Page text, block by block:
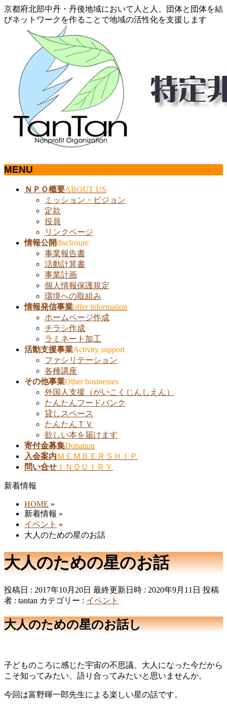
京都府北部中丹・丹後地域において人と人、団体と団体を結
びネットワークを作ることで地域の活性化を支援します
MENU
ＮＰＯ概要ABOUT US
ミッション・ビジョン
定款
役員
リンクページ
情報公開disclosure
事業報告書
活動計算書
事業計画
個人情報保護規定
環境への取組み
情報発信事業offer information
ホームページ作成
チラシ作成
ラミネート加工
活動支援事業Activity support
ファシリテーション
各種講座
その他事業Other businesses
外国人支援（がいこくじんしえん）
たんたんフードバンク
貸しスペース
たんたんＴＶ
欲しい本を届けます
寄付金募集Donation
入会案内ＭＥＭＢＥＲＳＨＩＰ
問い合せ ＩＮＱＵＩＲＹ
新着情報
HOME »
新着情報 »
イベント »
大人のための星のお話
大人のための星のお話
投稿日 : 2017年10月20日 最終更新日時 : 2020年9月11日 投稿
者 : tantan カテゴリー : イベント
大人のための星のお話し
子どものころに感じた宇宙の不思議、大人になった今だから
こそ知ってみたい、語り合ってみたいと思いませんか。
今回は富野暉一郎先生による楽しい星の話です。